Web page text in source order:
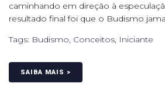
caminhando em direção à
resultado final foi que o Budismo
Tags: Budismo, Conceitos, Iniciante
SAIBA MAIS >